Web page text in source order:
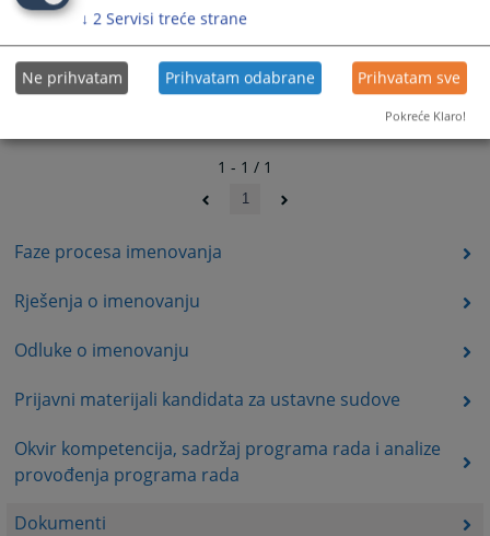
Faze procesa imenovanja
Rješenja o imenovanju
Odluke o imenovanju
Prijavni materijali kandidata za ustavne sudove
Okvir kompetencija, sadržaj programa rada i analize
provođenja programa rada
Dokumenti
1 - 1 / 1
1
↓ 2 Servisi treće strane
Ne prihvatam Prihvatam odabrane Prihvatam sve
Pokreće Klaro!